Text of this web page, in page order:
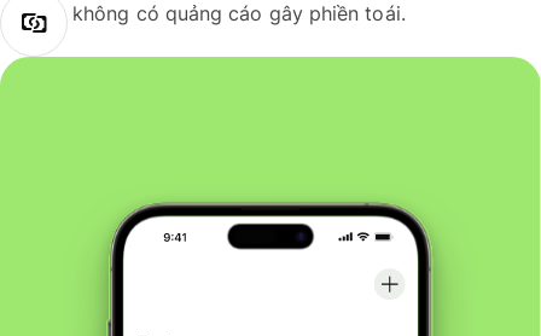
không có quảng cáo gây phiền toái.